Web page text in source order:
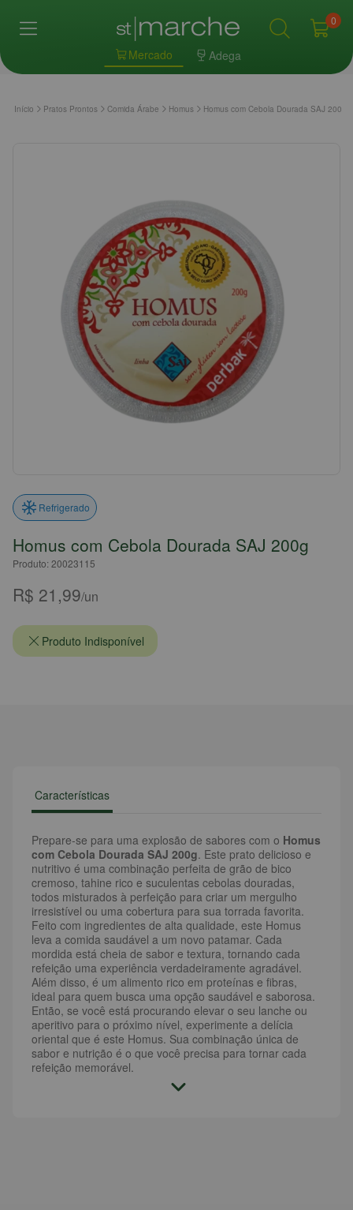
Mercado Adega
0
Início Pratos Prontos Comida Árabe Homus Homus com Cebola Dourada SAJ 200g
Refrigerado
Homus com Cebola Dourada SAJ 200g
Produto: 20023115
R$ 21,99/un
Produto Indisponível
Características
Prepare-se para uma explosão de sabores com o Homus
com Cebola Dourada SAJ 200g. Este prato delicioso e
nutritivo é uma combinação perfeita de grão de bico
cremoso, tahine rico e suculentas cebolas douradas,
todos misturados à perfeição para criar um mergulho
irresistível ou uma cobertura para sua torrada favorita.
Feito com ingredientes de alta qualidade, este Homus
leva a comida saudável a um novo patamar. Cada
mordida está cheia de sabor e textura, tornando cada
refeição uma experiência verdadeiramente agradável.
Além disso, é um alimento rico em proteínas e fibras,
ideal para quem busca uma opção saudável e saborosa.
Então, se você está procurando elevar o seu lanche ou
aperitivo para o próximo nível, experimente a delícia
oriental que é este Homus. Sua combinação única de
sabor e nutrição é o que você precisa para tornar cada
refeição memorável.